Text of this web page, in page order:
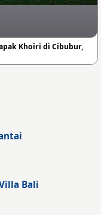
Khoiri di Cibubur,
Bali